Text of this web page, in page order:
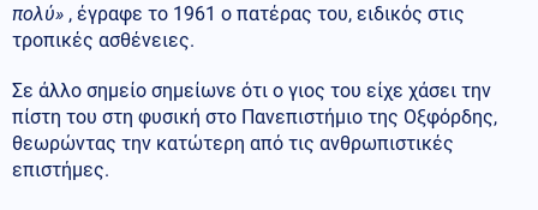
πολύ» , έγραφε το 1961 ο πατέρας του, ειδικός στις
τροπικές ασθένειες.
Σε άλλο σημείο σημείωνε ότι ο γιος του είχε χάσει την
πίστη του στη φυσική στο Πανεπιστήμιο της Οξφόρδης,
θεωρώντας την κατώτερη από τις ανθρωπιστικές
επιστήμες.